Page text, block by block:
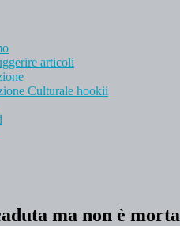
articoli
Culturale hookii
ma non è morta